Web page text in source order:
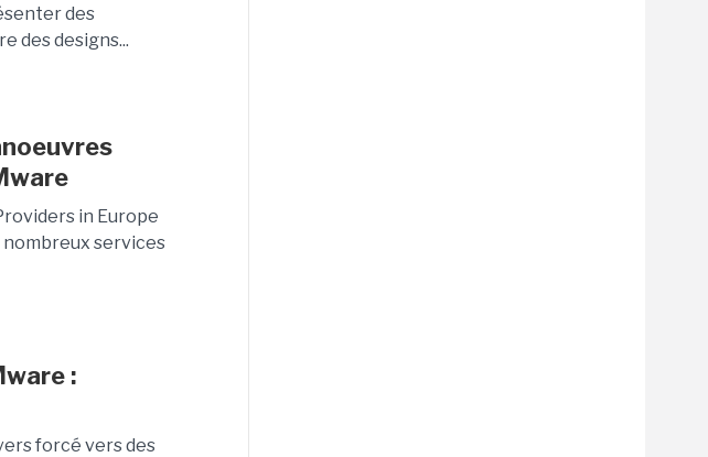
des
des designs...
in Europe
nombreux services
:
forcé vers des